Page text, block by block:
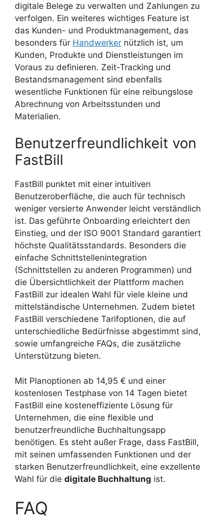
digitale Belege zu verwalten und Zahlungen zu
verfolgen. Ein weiteres wichtiges Feature ist
das Kunden- und Produktmanagement, das
besonders für Handwerker nützlich ist, um
Kunden, Produkte und Dienstleistungen im
Voraus zu definieren. Zeit-Tracking und
Bestandsmanagement sind ebenfalls
wesentliche Funktionen für eine reibungslose
Abrechnung von Arbeitsstunden und
Materialien.
Benutzerfreundlichkeit von
FastBill
FastBill punktet mit einer intuitiven
Benutzeroberfläche, die auch für technisch
weniger versierte Anwender leicht verständlich
ist. Das geführte Onboarding erleichtert den
Einstieg, und der ISO 9001 Standard garantiert
höchste Qualitätsstandards. Besonders die
einfache Schnittstellenintegration
(Schnittstellen zu anderen Programmen) und
die Übersichtlichkeit der Plattform machen
FastBill zur idealen Wahl für viele kleine und
mittelständische Unternehmen. Zudem bietet
FastBill verschiedene Tarifoptionen, die auf
unterschiedliche Bedürfnisse abgestimmt sind,
sowie umfangreiche FAQs, die zusätzliche
Unterstützung bieten.
Mit Planoptionen ab 14,95 € und einer
kostenlosen Testphase von 14 Tagen bietet
FastBill eine kosteneffiziente Lösung für
Unternehmen, die eine flexible und
benutzerfreundliche Buchhaltungsapp
benötigen. Es steht außer Frage, dass FastBill,
mit seinen umfassenden Funktionen und der
starken Benutzerfreundlichkeit, eine exzellente
Wahl für die digitale Buchhaltung ist.
FAQ